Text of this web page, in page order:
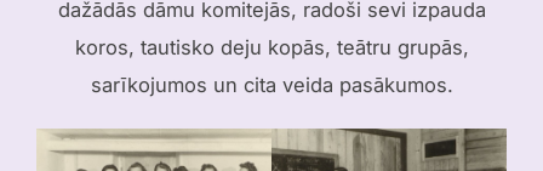
dažādās dāmu komitejās, radoši sevi izpauda
koros, tautisko deju kopās, teātru grupās,
sarīkojumos un cita veida pasākumos.